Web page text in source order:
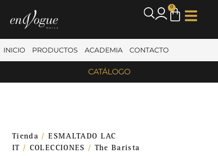
0
INICIO PRODUCTOS ACADEMIA CONTACTO
CATÁLOGO
Tienda /ESMALTADO LAC
IT / COLECCIONES / The Barista